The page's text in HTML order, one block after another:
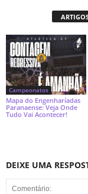
Campeonatos
Mapa do Engenharíadas
Paranaense: Veja Onde
Tudo Vai Acontecer!
DEIXE UMA